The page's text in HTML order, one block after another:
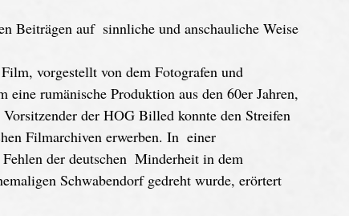
auf  sinnliche und anschauliche Weise
rumänische Produktion aus den 60er Jahren,
der HOG Billed konnte den Streifen
Filmarchiven erwerben. In  einer
der deutschen  Minderheit in dem
Schwabendorf gedreht wurde, erörtert